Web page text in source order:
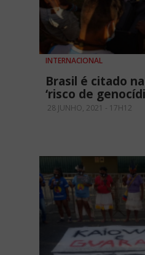
INTERNACIONAL
Brasil é citado
‘risco de
28 JUNHO, 2021 - 17H12